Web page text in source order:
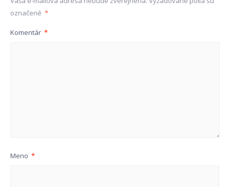
označené *
Komentár *
Meno *